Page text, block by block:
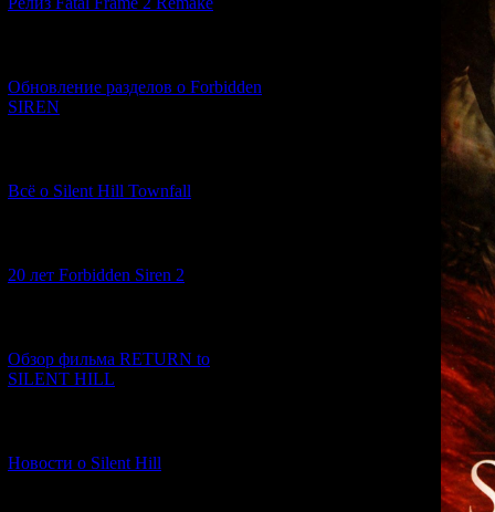
Обновление разделов о Forbidden
SIREN
Всё о Silent Hill Townfall
20 лет Forbidden Siren 2
Обзор фильма RETURN to
SILENT HILL
Новости о Silent Hill